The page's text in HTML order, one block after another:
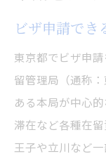
ビザ申請でき
東京都でビザ申
留管理局（通称
ある本局が中心
滞在など各種在
王子や立川など